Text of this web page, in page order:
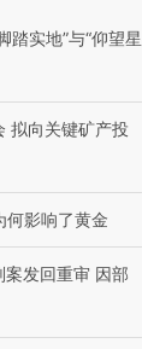
踏实地”与“仰望星
拟向关键矿产投
何影响了黄金
案发回重审 因部